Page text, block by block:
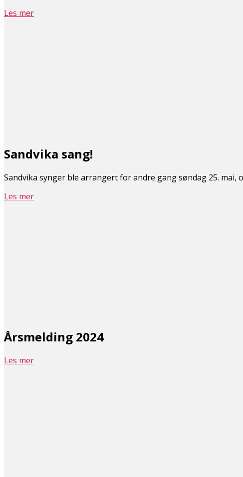
Les mer
Sandvika sang!
Sandvika synger ble arrangert for andre gang søndag 25.
Les mer
Årsmelding 2024
Les mer